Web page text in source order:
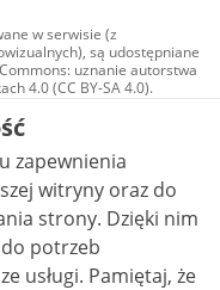
w serwisie (z
są udostępniane
uznanie autorstwa
4.0 (CC BY-SA 4.0).
w tym zdjęcia, materiały
na licencji typu
autorstwa użycie
zależnych 4.0 (CC BY-
stwierdzone inaczej.
zapewnienia
witryny oraz do
Dzięki nim
potrzeb
że